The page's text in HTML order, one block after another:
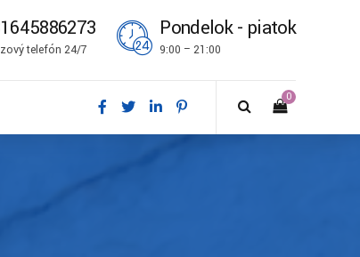
telefón 24/7
Pondelok - piatok
9:00 – 21:00
0